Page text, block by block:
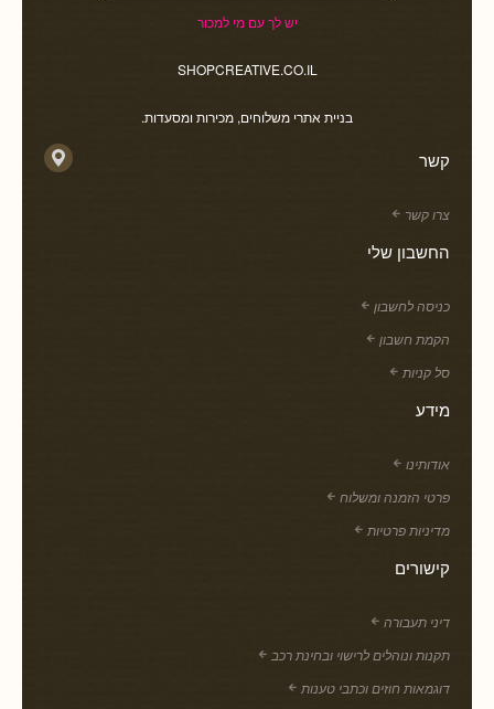
יש לך עם מי למכור
SHOPCREATIVE.CO.IL
בניית אתרי משלוחים, מכירות ומסעדות.
קשר
צרו קשר
החשבון שלי
כניסה לחשבון
הקמת חשבון
סל קניות
מידע
אודותינו
פרטי הזמנה ומשלוח
מדיניות פרטיות
קישורים
דיני תעבורה
תקנות ונוהלים לרישוי ובחינת רכב
דוגמאות חוזים וכתבי טענות